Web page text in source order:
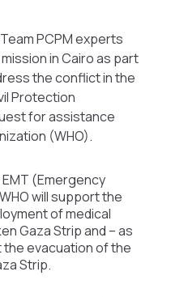
PCPM experts
in Cairo as part
the conflict in the
Protection
for assistance
(WHO).
(Emergency
will support the
of medical
Gaza Strip and – as
evacuation of the
Strip.